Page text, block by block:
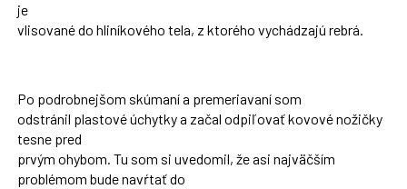
je
vlisované do hliníkového tela, z ktorého vychádzajú rebrá.
Po podrobnejšom skúmaní a premeriavaní som
odstránil plastové úchytky a začal odpiľovať kovové nožičky
tesne pred
prvým ohybom. Tu som si uvedomil, že asi najväčším
problémom bude navŕtať do